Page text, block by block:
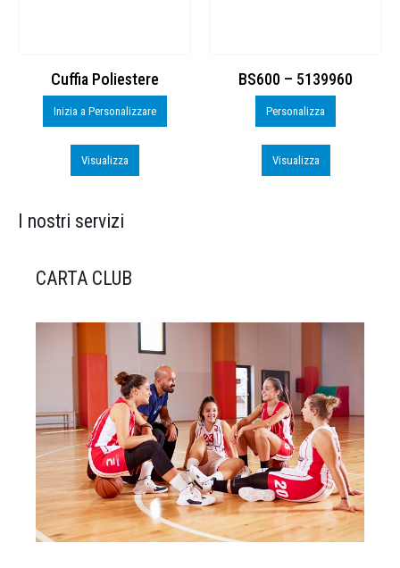
Cuffia Poliestere
Inizia a Personalizzare
Visualizza
BS600 – 5139960
Personalizza
Visualizza
I nostri servizi
CARTA CLUB